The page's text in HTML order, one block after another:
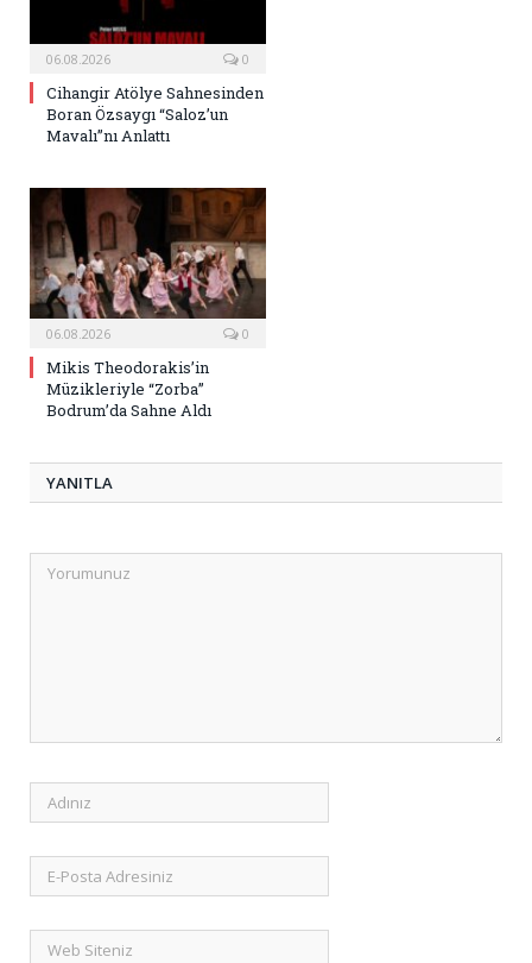
06.08.2026 0
Cihangir Atölye Sahnesinden
Boran Özsaygı “Saloz’un
Mavalı”nı Anlattı
06.08.2026 0
Mikis Theodorakis’in
Müzikleriyle “Zorba”
Bodrum’da Sahne Aldı
YANITLA